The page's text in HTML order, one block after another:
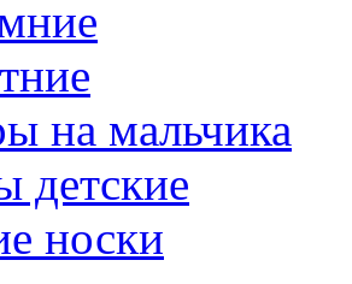
на мальчика
детские
носки